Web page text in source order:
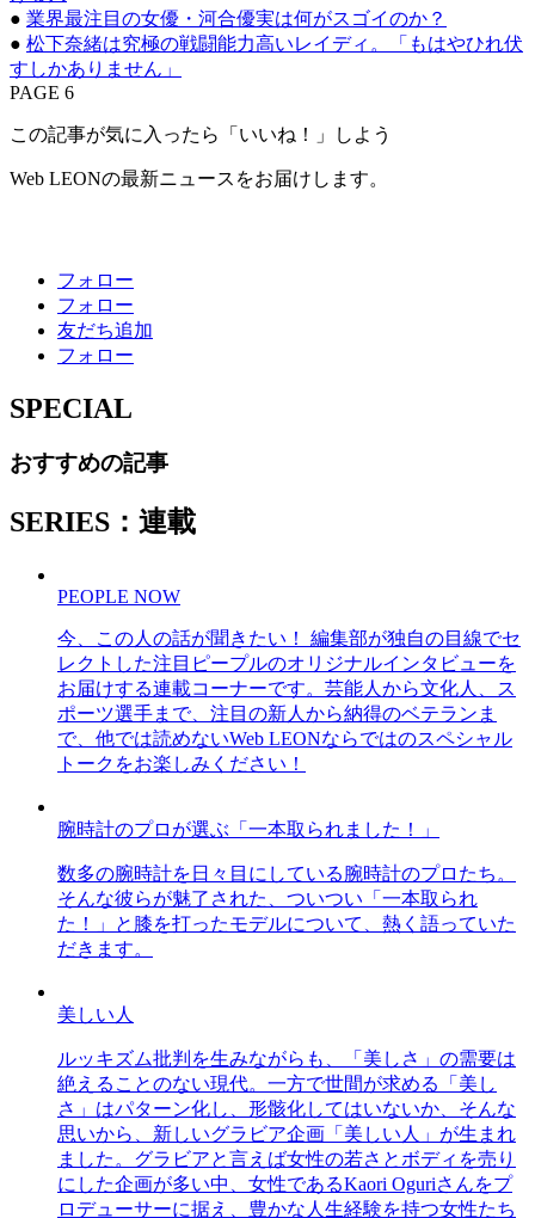
● 業界最注目の女優・河合優実は何がスゴイのか？
● 松下奈緒は究極の戦闘能力高いレイディ。「もはやひれ伏
すしかありません」
PAGE 6
この記事が気に入ったら「いいね！」しよう
Web LEONの最新ニュースをお届けします。
フォロー
フォロー
友だち追加
フォロー
SPECIAL
おすすめの記事
SERIES：連載
PEOPLE NOW
今、この人の話が聞きたい！ 編集部が独自の目線でセ
レクトした注目ピープルのオリジナルインタビューを
お届けする連載コーナーです。芸能人から文化人、ス
ポーツ選手まで、注目の新人から納得のベテランま
で、他では読めないWeb LEONならではのスペシャル
トークをお楽しみください！
腕時計のプロが選ぶ「一本取られました！」
数多の腕時計を日々目にしている腕時計のプロたち。
そんな彼らが魅了された、ついつい「一本取られ
た！」と膝を打ったモデルについて、熱く語っていた
だきます。
美しい人
ルッキズム批判を生みながらも、「美しさ」の需要は
絶えることのない現代。一方で世間が求める「美し
さ」はパターン化し、形骸化してはいないか、そんな
思いから、新しいグラビア企画「美しい人」が生まれ
ました。グラビアと言えば女性の若さとボディを売り
にした企画が多い中、女性であるKaori Oguriさんをプ
ロデューサーに据え、豊かな人生経験を持つ女性たち